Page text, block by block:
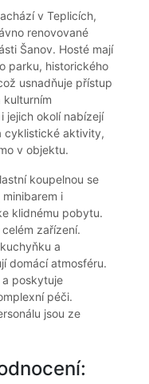
v Teplicích,
renovované
Šanov. Hosté mají
parku, historického
usnadňuje přístup
jejich okolí nabízejí
cyklistické aktivity,
v objektu.
koupelnou se
i
klidnému pobytu.
zařízení.
a
domácí atmosféru.
a poskytuje
péči.
jsou ze